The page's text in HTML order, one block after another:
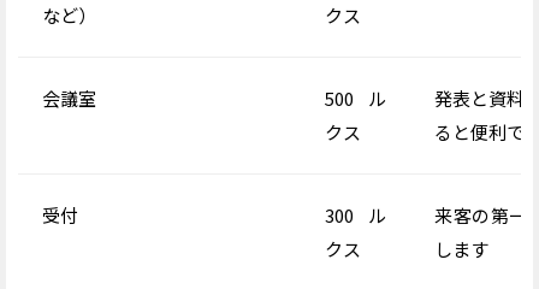
など）
クス
会議室 500 ル
クス
発表と資料
ると便利で
受付 300 ル
クス
来客の第一
します